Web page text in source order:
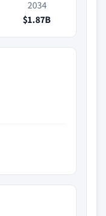
2034
$1.87B